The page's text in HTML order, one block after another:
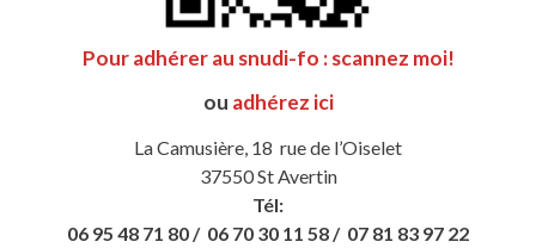
Pour adhérer au snudi-fo : scannez moi!
ou adhérez ici
La Camusière, 18 rue de l’Oiselet
37550 St Avertin
Tél:
06 95 48 71 80 / 06 70 30 11 58 / 07 81 83 97 22